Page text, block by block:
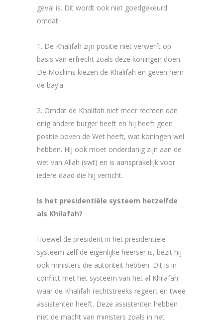
geval is. Dit wordt ook niet goedgekeurd
omdat:
1. De Khalifah zijn positie niet verwerft op
basis van erfrecht zoals deze koningen doen.
De Moslims kiezen de Khalifah en geven hem
de bay’a.
2. Omdat de Khalifah niet meer rechten dan
enig andere burger heeft en hij heeft geen
positie boven de Wet heeft, wat koningen wel
hebben. Hij ook moet onderdanig zijn aan de
wet van Allah (swt) en is aansprakelijk voor
iedere daad die hij verricht.
Is het presidentiële systeem hetzelfde
als Khilafah?
Hoewel de president in het presidentiële
systeem zelf de eigenlijke heerser is, bezit hij
ook ministers die autoriteit hebben. Dit is in
conflict met het systeem van het al Khilafah
waar de Khalifah rechtstreeks regeert en twee
assistenten heeft. Deze assistenten hebben
niet de macht van ministers zoals in het